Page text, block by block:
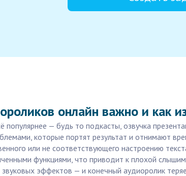
онлайн важно и как
популярнее — будь то подкасты, озвучка
которые портят результат и отнимают
или не соответствующего настроению
функциями, что приводит к плохой
эффектов — и конечный аудиоролик